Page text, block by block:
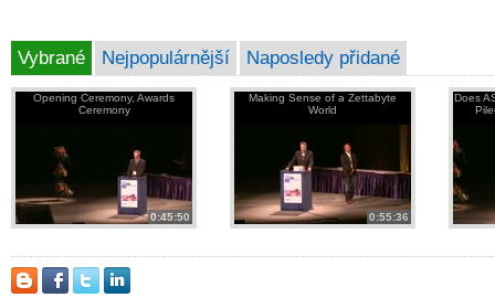
Vybrané Nejpopulárnější Naposledy přidané
Opening Ceremony, Awards
Ceremony
0:45:50
Making Sense of a Zettabyte
World
0:55:36
Does